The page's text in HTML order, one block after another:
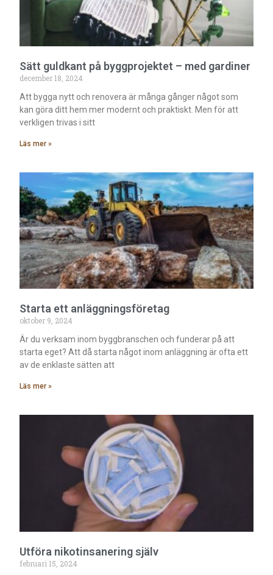
Sätt guldkant på byggprojektet – med gardiner
december 18, 2024
Att bygga nytt och renovera är många gånger något som
kan göra ditt hem mer modernt och praktiskt. Men för att
verkligen trivas i sitt
Läs mer »
Starta ett anläggningsföretag
oktober 9, 2024
Är du verksam inom byggbranschen och funderar på att
starta eget? Att då starta något inom anläggning är ofta ett
av de enklaste sätten att
Läs mer »
Utföra nikotinsanering själv
februari 15, 2024